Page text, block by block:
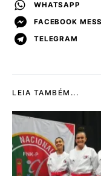
WHATSAPP
FACEBOOK
TELEGRAM
LEIA TAMBÉM...